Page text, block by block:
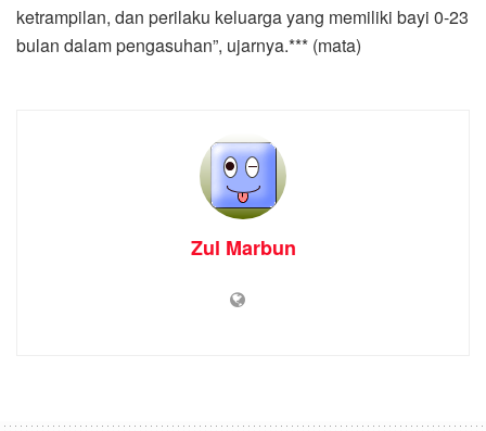
ketrampilan, dan perilaku keluarga yang memiliki bayi 0-23
bulan dalam pengasuhan”, ujarnya.*** (mata)
Zul Marbun